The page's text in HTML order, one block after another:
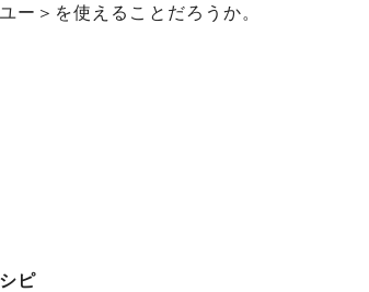
ー＞を使えることだろうか。
ピ